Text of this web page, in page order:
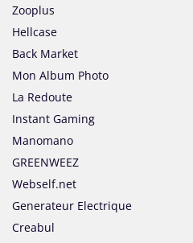
Zooplus
Hellcase
Back Market
Mon Album Photo
La Redoute
Instant Gaming
Manomano
GREENWEEZ
Webself.net
Generateur Electrique
Creabul